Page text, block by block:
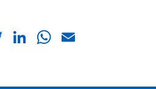
Twitter
LinkedIn
WhatsApp